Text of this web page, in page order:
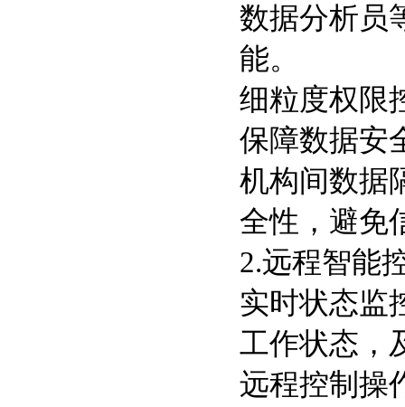
数据分析员
能。
细粒度权限
保障数据安
机构间数据
全性，避免
2.远程智能
实时状态监
工作状态，
远程控制操